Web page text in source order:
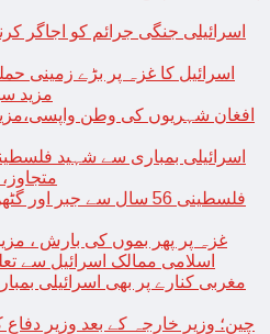
اسرائیلی جنگی جرائم کو
اسرائیل کا غزہ پر بڑے زمینی
مزید
متجاوز، 16 ہزار سے زائد زخمی
فلسطینی 56 سال سے جبر
اسلامی ممالک اسرائیل سے
چین؛ وزیر خارجہ کے بعد وزیر